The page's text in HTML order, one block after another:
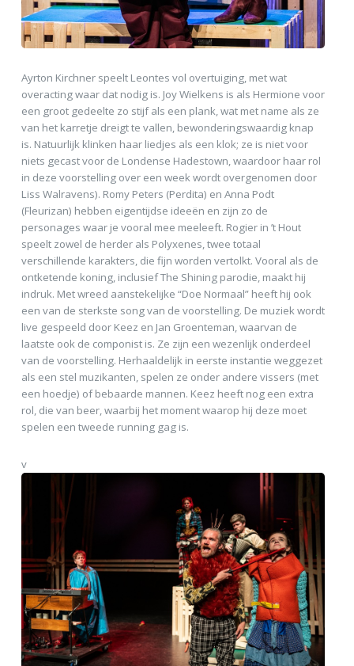
Ayrton Kirchner speelt Leontes vol overtuiging, met wat
overacting waar dat nodig is. Joy Wielkens is als Hermione voor
een groot gedeelte zo stijf als een plank, wat met name als ze
van het karretje dreigt te vallen, bewonderingswaardig knap
is. Natuurlijk klinken haar liedjes als een klok; ze is niet voor
niets gecast voor de Londense Hadestown, waardoor haar rol
in deze voorstelling over een week wordt overgenomen door
Liss Walravens). Romy Peters (Perdita) en Anna Podt
(Fleurizan) hebben eigentijdse ideeën en zijn zo de
personages waar je vooral mee meeleeft. Rogier in ’t Hout
speelt zowel de herder als Polyxenes, twee totaal
verschillende karakters, die fijn worden vertolkt. Vooral als de
ontketende koning, inclusief The Shining parodie, maakt hij
indruk. Met wreed aanstekelijke “Doe Normaal” heeft hij ook
een van de sterkste song van de voorstelling. De muziek wordt
live gespeeld door Keez en Jan Groenteman, waarvan de
laatste ook de componist is. Ze zijn een wezenlijk onderdeel
van de voorstelling. Herhaaldelijk in eerste instantie weggezet
als een stel muzikanten, spelen ze onder andere vissers (met
een hoedje) of bebaarde mannen. Keez heeft nog een extra
rol, die van beer, waarbij het moment waarop hij deze moet
spelen een tweede running gag is.
v